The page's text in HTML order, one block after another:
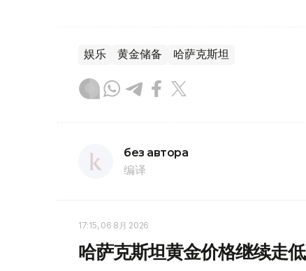
娱乐 黄金储备 哈萨克斯坦
без автора
编译
17:15, 06 8月 2026
哈萨克斯坦黄金价格继续走低